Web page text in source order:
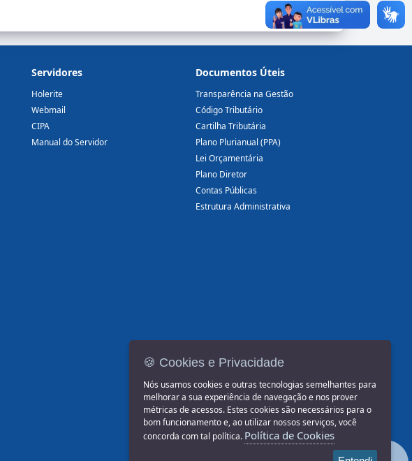
Servidores
Holerite
Webmail
CIPA
Manual do Servidor
Documentos Úteis
Transparência na Gestão
Código Tributário
Cartilha Tributária
Plano Plurianual (PPA)
Lei Orçamentária
Plano Diretor
Contas Públicas
Estrutura Administrativa
🍪 Cookies e Privacidade
Nós usamos cookies e outras tecnologias semelhantes para
melhorar a sua experiência de navegação e nos prover
métricas de acessos. Estes cookies são necessários para o
bom funcionamento e, ao utilizar nossos serviços, você
concorda com tal política. Política de Cookies